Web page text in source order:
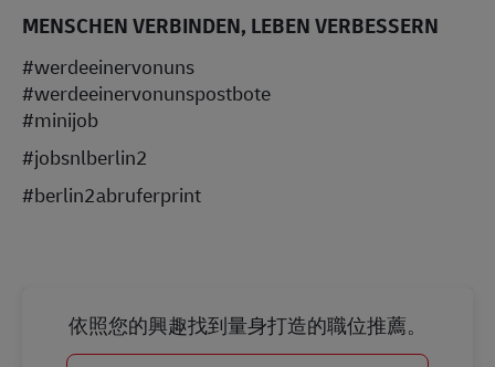
MENSCHEN VERBINDEN, LEBEN VERBESSERN
#werdeeinervonuns
#werdeeinervonunspostbote
#minijob
#jobsnlberlin2
#berlin2abruferprint
依照您的興趣找到量身打造的職位推薦。